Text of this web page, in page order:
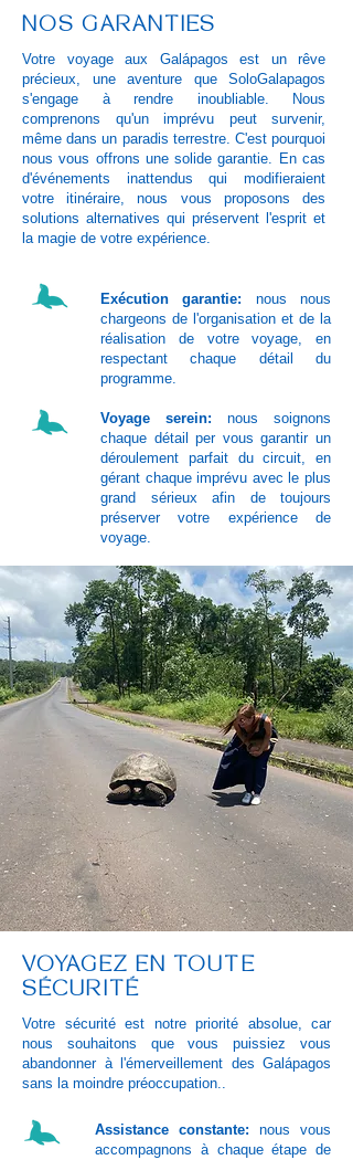
NOS GARANTIES
Votre voyage aux Galápagos est un rêve
précieux, une aventure que SoloGalapagos
s'engage à rendre inoubliable. Nous
comprenons qu'un imprévu peut survenir,
même dans un paradis terrestre. C'est pourquoi
nous vous offrons une solide garantie. En cas
d'événements inattendus qui modifieraient
votre itinéraire, nous vous proposons des
solutions alternatives qui préservent l'esprit et
la magie de votre expérience.
Exécution garantie: nous nous
chargeons de l'organisation et de la
réalisation de votre voyage, en
respectant chaque détail du
programme.
Voyage serein: nous soignons
chaque détail per vous garantir un
déroulement parfait du circuit, en
gérant chaque imprévu avec le plus
grand sérieux afin de toujours
préserver votre expérience de
voyage.
VOYAGEZ EN TOUTE
SÉCURITÉ
Votre sécurité est notre priorité absolue, car
nous souhaitons que vous puissiez vous
abandonner à l'émerveillement des Galápagos
sans la moindre préoccupation.. ​
Assistance constante: nous vous
accompagnons à chaque étape de